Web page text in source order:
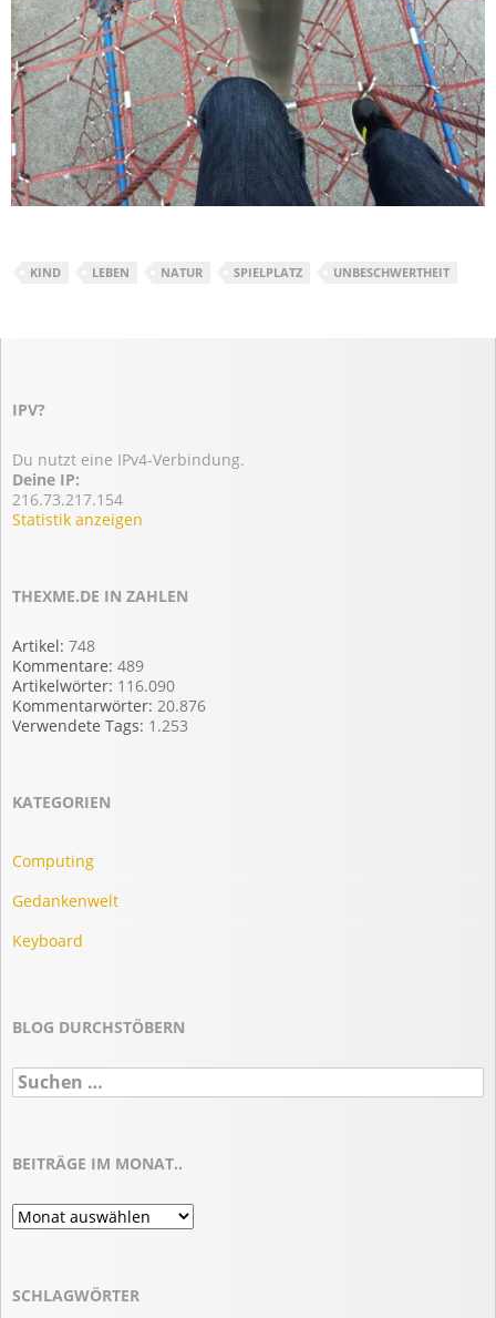
KIND LEBEN NATUR SPIELPLATZ UNBESCHWERTHEIT
IPV?
Du nutzt eine IPv4-Verbindung.
Deine IP:
216.73.217.154
Statistik anzeigen
THEXME.DE IN ZAHLEN
Artikel: 748
Kommentare: 489
Artikelwörter: 116.090
Kommentarwörter: 20.876
Verwendete Tags: 1.253
KATEGORIEN
Computing
Gedankenwelt
Keyboard
BLOG DURCHSTÖBERN
Suchen
nach:
BEITRÄGE IM MONAT..
Beiträge
im
SCHLAGWÖRTER